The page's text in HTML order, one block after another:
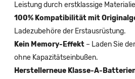
Leistung durch erstklassige
100% Kompatibilität mit
Ladezubehöre der Erstausrüstung.
Kein Memory-Effekt – Laden Sie
ohne Kapazitätseinbußen.
Herstellerneue Klasse-A-